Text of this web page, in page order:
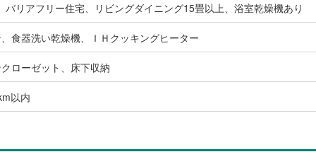
バリアフリー住宅、リビングダイニング15畳以上、浴室乾燥機あり
食器洗い乾燥機、ＩＨクッキングヒーター
ローゼット、床下収納
以内